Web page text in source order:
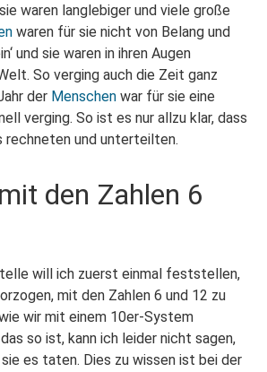
waren langlebiger und viele große
waren für sie nicht von Belang und
und sie waren in ihren Augen
So verging auch die Zeit ganz
der Menschen war für sie eine
verging. So ist es nur allzu klar, dass
rechneten und unterteilten.
den Zahlen 6
will ich zuerst einmal feststellen,
mit den Zahlen 6 und 12 zu
wir mit einem 10er-System
so ist, kann ich leider nicht sagen,
es taten. Dies zu wissen ist bei der